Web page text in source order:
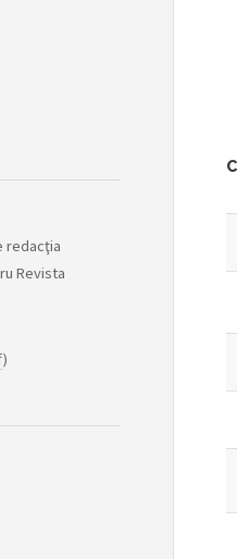
redacţia
Revista
)